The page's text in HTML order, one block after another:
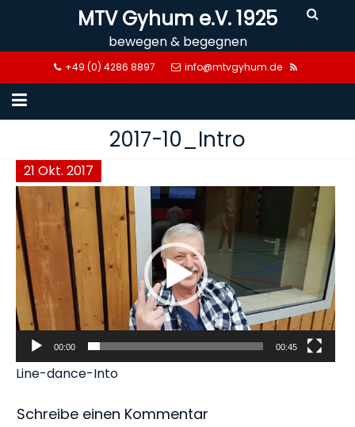
MTV Gyhum e.V. 1925
bewegen & begegnen
+49 (0) 4286 8897 info@mtvgyhum.de
2017-10_Intro
21Okt.2017
Video-
Player
00:00 00:45
Line-dance-Into
Schreibe einen Kommentar